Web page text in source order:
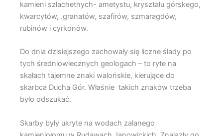
kamieni szlachetnych- ametystu, kryształu górskego,
kwarcytów, .granatów, szafirów, szmaragdów,
rubinów i cyrkonów.
Do dnia dzisiejszego zachowały się liczne ślady po
tych średniowiecznych geologach – to ryte na
skałach tajemne znaki walońskie, kierujące do
skarbca Ducha Gór. Właśnie takich znaków trzeba
było odszukać.
Skarby były ukryte na wodach zalanego